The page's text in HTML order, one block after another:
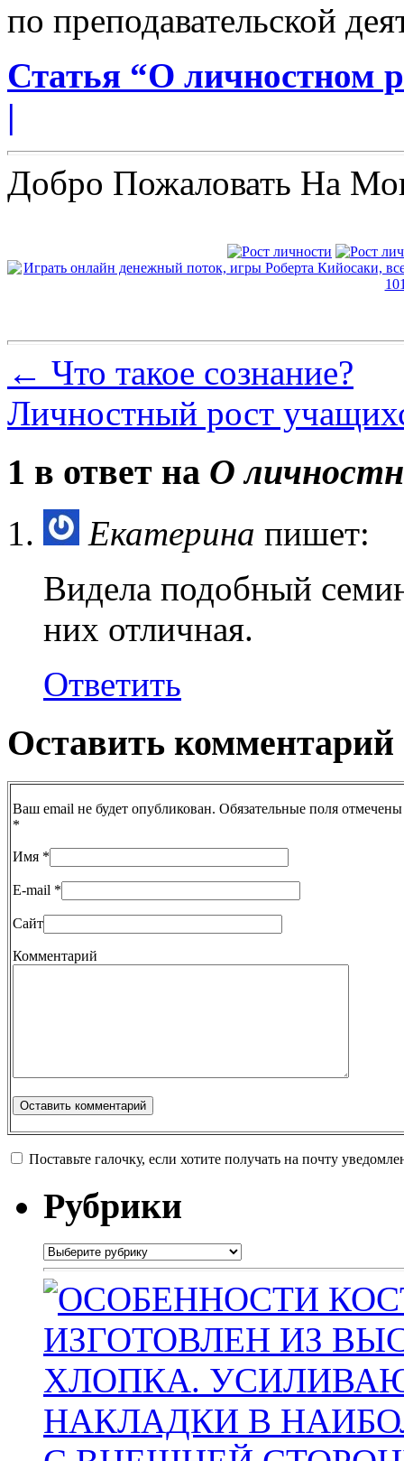
по преподавательской
Статья “О личностном
|
Добро Пожаловать На
← Что такое сознание?
Личностный рост
1 в ответ на О
Екатерина пишет:
Видела подобный
них отличная.
Ответить
Оставить комментарий
Ваш email не будет опубликован. Обязательные поля отмечены
*
Имя *
E-mail *
Сайт
Комментарий
Поставьте галочку, если хотите получать на почту
Рубрики